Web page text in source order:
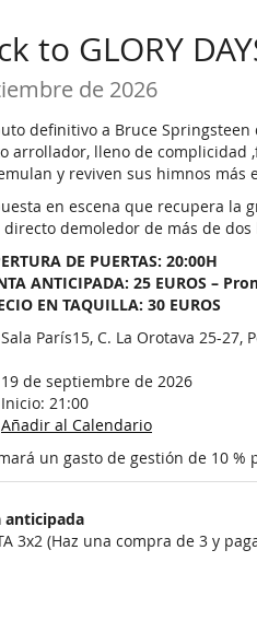
to GLORY
de 2026
definitivo a Bruce Springsteen
arrollador, lleno de complicidad
y reviven sus himnos
en escena que recupera la
demoledor de más de
DE PUERTAS: 20:00H
ANTICIPADA: 25 EUROS –
EN TAQUILLA: 30 EUROS
Sala París15, C. La Orotava 25-27,
19 de septiembre de 2026
Inicio: 21:00
Añadir al Calendario
un gasto de gestión de 10 %
anticipada
3x2 (Haz una compra de 3 y